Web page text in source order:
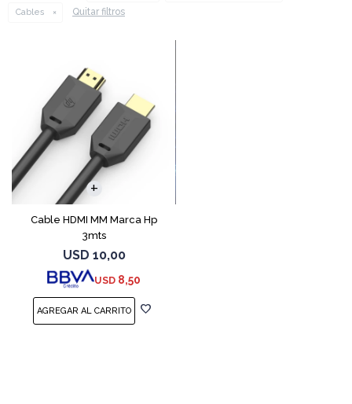
Cables
Quitar filtros
Cable HDMI MM Marca Hp
3mts
USD 10,00
USD 8,50